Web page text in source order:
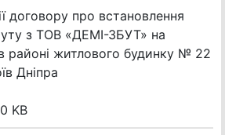
договору про встановлення
з ТОВ «ДЕМІ-ЗБУТ» на
районі житлового будинку № 22
Дніпра
KB